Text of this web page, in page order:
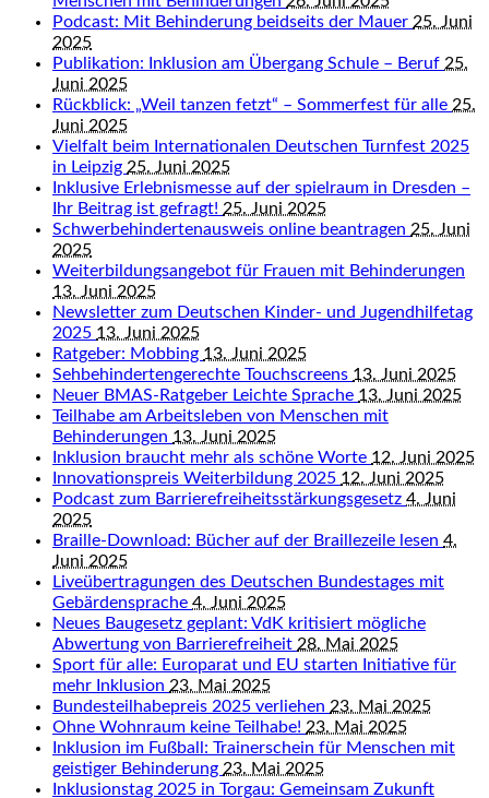
Podcast: Mit Behinderung beidseits der Mauer 25. Juni
2025
Publikation: Inklusion am Übergang Schule – Beruf 25.
Juni 2025
Rückblick: „Weil tanzen fetzt“ – Sommerfest für alle 25.
Juni 2025
Vielfalt beim Internationalen Deutschen Turnfest 2025
in Leipzig 25. Juni 2025
Inklusive Erlebnismesse auf der spielraum in Dresden –
Ihr Beitrag ist gefragt! 25. Juni 2025
Schwerbehindertenausweis online beantragen 25. Juni
2025
Weiterbildungsangebot für Frauen mit Behinderungen
13. Juni 2025
Newsletter zum Deutschen Kinder- und Jugendhilfetag
2025 13. Juni 2025
Ratgeber: Mobbing 13. Juni 2025
Sehbehindertengerechte Touchscreens 13. Juni 2025
Neuer BMAS-Ratgeber Leichte Sprache 13. Juni 2025
Teilhabe am Arbeitsleben von Menschen mit
Behinderungen 13. Juni 2025
Inklusion braucht mehr als schöne Worte 12. Juni 2025
Innovationspreis Weiterbildung 2025 12. Juni 2025
Podcast zum Barrierefreiheitsstärkungsgesetz 4. Juni
2025
Braille-Download: Bücher auf der Braillezeile lesen 4.
Juni 2025
Liveübertragungen des Deutschen Bundestages mit
Gebärdensprache 4. Juni 2025
Neues Baugesetz geplant: VdK kritisiert mögliche
Abwertung von Barrierefreiheit 28. Mai 2025
Sport für alle: Europarat und EU starten Initiative für
mehr Inklusion 23. Mai 2025
Bundesteilhabepreis 2025 verliehen 23. Mai 2025
Ohne Wohnraum keine Teilhabe! 23. Mai 2025
Inklusion im Fußball: Trainerschein für Menschen mit
geistiger Behinderung 23. Mai 2025
Inklusionstag 2025 in Torgau: Gemeinsam Zukunft